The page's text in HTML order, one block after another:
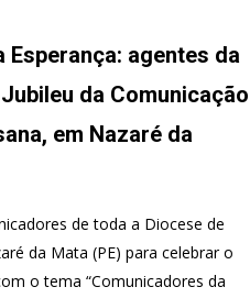
agentes da
da Comunicação
em Nazaré da
de toda a Diocese de
da Mata (PE) para celebrar o
o tema “Comunicadores da